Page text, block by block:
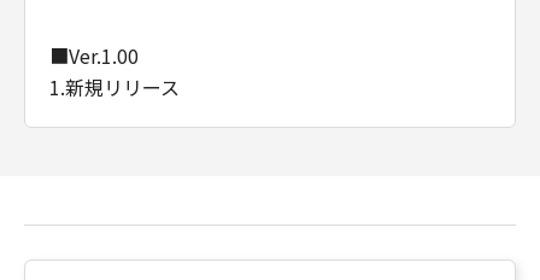
■Ver.1.00
1.新規リリース